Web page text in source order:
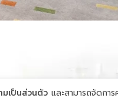
เป็นส่วนตัว และสามารถจัดกา